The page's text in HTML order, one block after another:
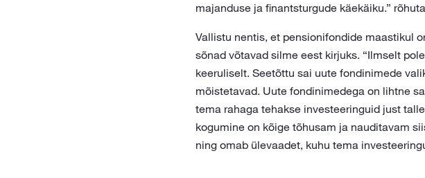
majanduse ja finantsturgude käekäiku.”
Vallistu nentis, et pensionifondide maastikul
sõnad võtavad silme eest kirjuks. “Ilmselt
keeruliselt. Seetõttu sai uute fondinimede
mõistetavad. Uute fondinimedega on lihtne
tema rahaga tehakse investeeringuid just
kogumine on kõige tõhusam ja nauditavam
ning omab ülevaadet, kuhu tema